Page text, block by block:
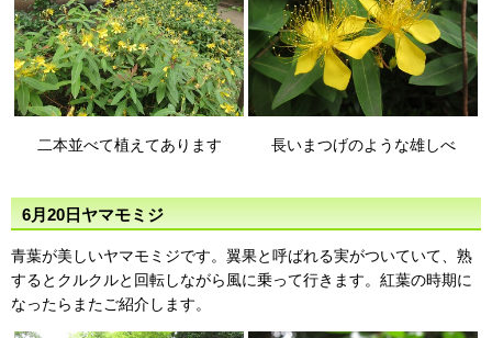
二本並べて植えてあります 長いまつげのような雄しべ
6月20日ヤマモミジ
青葉が美しいヤマモミジです。翼果と呼ばれる実がついていて、熟
するとクルクルと回転しながら風に乗って行きます。紅葉の時期に
なったらまたご紹介します。